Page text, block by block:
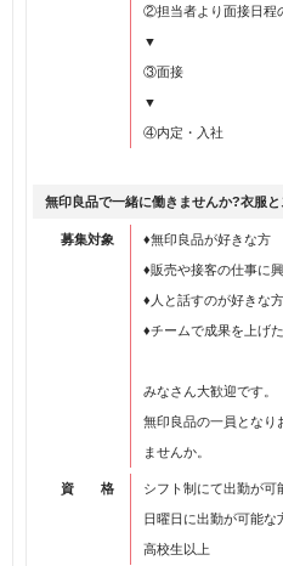
②担当者より面接日程
▼
③面接
▼
④内定・入社
無印良品で一緒に働きませんか?衣服
募集対象 ♦無印良品が好きな方
♦販売や接客の仕事に
♦人と話すのが好きな方
♦チームで成果を上げ
みなさん大歓迎です。
無印良品の一員となり
ませんか。
資 格 シフト制にて出勤が可
日曜日に出勤が可能な
高校生以上